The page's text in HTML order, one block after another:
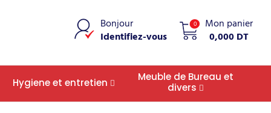
0 Mon panier
0,000 DT
Bonjour
Identifiez-vous
Hygiene et entretien
Meuble de Bureau et
divers